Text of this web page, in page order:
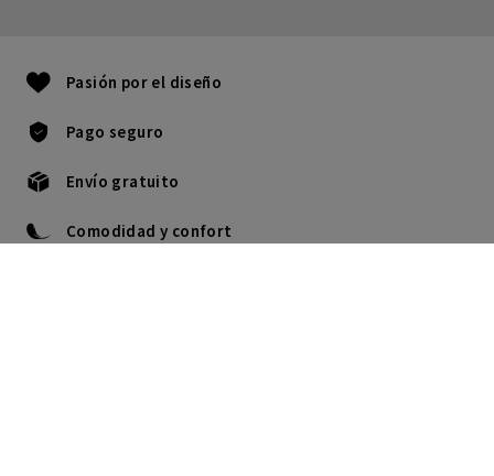
Pasión por el diseño
Pago seguro
Envío gratuito
Comodidad y confort